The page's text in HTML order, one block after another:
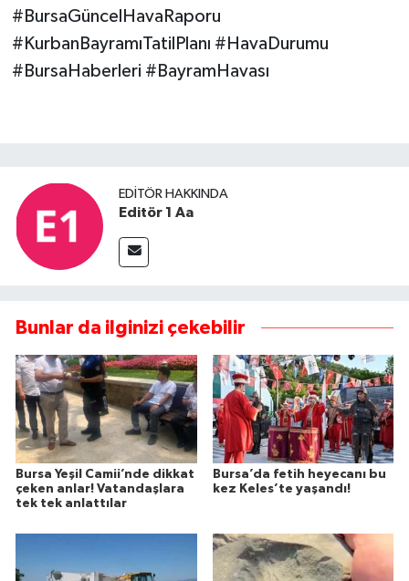
#BursaGüncelHavaRaporu
#KurbanBayramıTatilPlanı #HavaDurumu
#BursaHaberleri #BayramHavası
EDITÖR HAKKINDA
Editör 1 Aa
Bunlar da ilginizi çekebilir
Bursa Yeşil Camii’nde dikkat
çeken anlar! Vatandaşlara
tek tek anlattılar
Bursa’da fetih heyecanı bu
kez Keles’te yaşandı!